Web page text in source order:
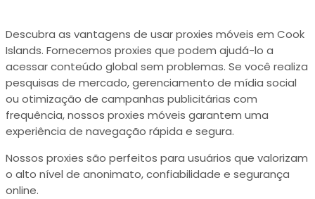
Descubra as vantagens de usar proxies móveis em Cook
Islands. Fornecemos proxies que podem ajudá-lo a
acessar conteúdo global sem problemas. Se você realiza
pesquisas de mercado, gerenciamento de mídia social
ou otimização de campanhas publicitárias com
frequência, nossos proxies móveis garantem uma
experiência de navegação rápida e segura.
Nossos proxies são perfeitos para usuários que valorizam
o alto nível de anonimato, confiabilidade e segurança
online.